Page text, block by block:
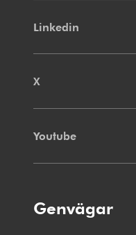
Linkedin
X
Youtube
Genvägar